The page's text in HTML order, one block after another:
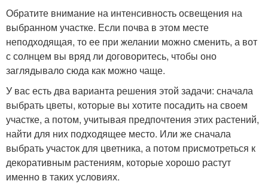
Обратите внимание на интенсивность освещения на
выбранном участке. Если почва в этом месте
неподходящая, то ее при желании можно сменить, а вот
с солнцем вы вряд ли договоритесь, чтобы оно
заглядывало сюда как можно чаще.
У вас есть два варианта решения этой задачи: сначала
выбрать цветы, которые вы хотите посадить на своем
участке, а потом, учитывая предпочтения этих растений,
найти для них подходящее место. Или же сначала
выбрать участок для цветника, а потом присмотреться к
декоративным растениям, которые хорошо растут
именно в таких условиях.